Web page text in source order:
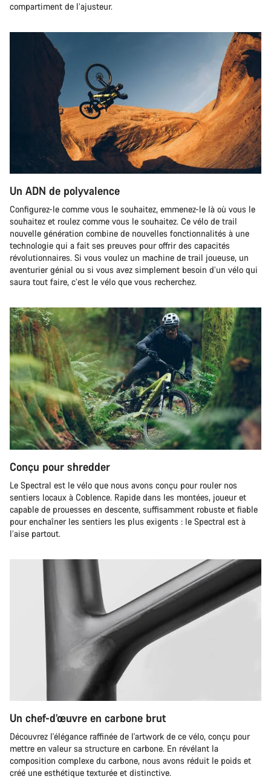
compartiment de l’ajusteur.
Un ADN de polyvalence
Configurez-le comme vous le souhaitez, emmenez-le là où vous le
souhaitez et roulez comme vous le souhaitez. Ce vélo de trail
nouvelle génération combine de nouvelles fonctionnalités à une
technologie qui a fait ses preuves pour offrir des capacités
révolutionnaires. Si vous voulez un machine de trail joueuse, un
aventurier génial ou si vous avez simplement besoin d’un vélo qui
saura tout faire, c’est le vélo que vous recherchez.
Conçu pour shredder
Le Spectral est le vélo que nous avons conçu pour rouler nos
sentiers locaux à Coblence. Rapide dans les montées, joueur et
capable de prouesses en descente, suffisamment robuste et fiable
pour enchaîner les sentiers les plus exigents : le Spectral est à
l’aise partout.
Un chef-d’œuvre en carbone brut
Découvrez l'élégance raffinée de l'artwork de ce vélo, conçu pour
mettre en valeur sa structure en carbone. En révélant la
composition complexe du carbone, nous avons réduit le poids et
créé une esthétique texturée et distinctive.